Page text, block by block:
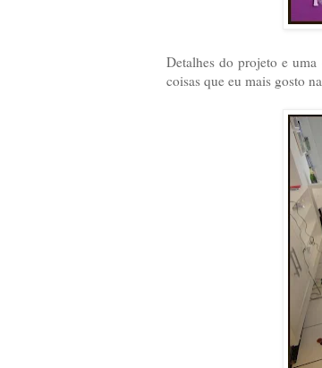
Detalhes do projeto e
coisas que eu mais gosto